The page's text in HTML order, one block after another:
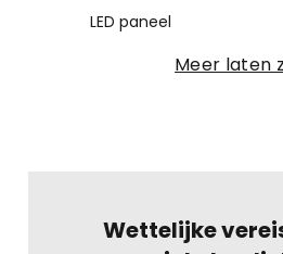
LED paneel
Meer laten
Wettelijke